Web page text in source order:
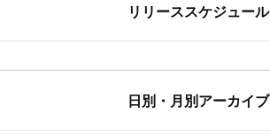
リリーススケジュール
日別・月別アーカイブ